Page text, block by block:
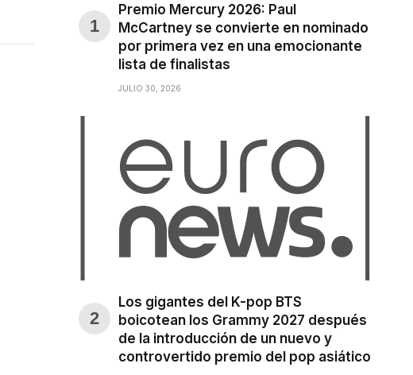
Premio Mercury 2026: Paul
McCartney se convierte en nominado
por primera vez en una emocionante
lista de finalistas
JULIO 30, 2026
Los gigantes del K-pop BTS
boicotean los Grammy 2027 después
de la introducción de un nuevo y
controvertido premio del pop asiático